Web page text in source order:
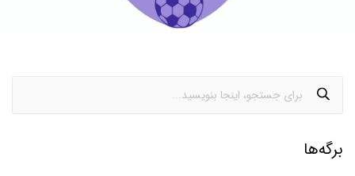
برگه‌ها